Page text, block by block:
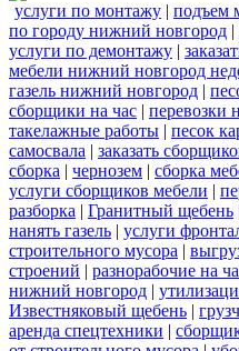
услуги по монтажу | подъем
по городу нижний новгород |
услуги по демонтажу |
мебели нижний новгород
газель нижний новгород |
сборщики на час | перевозки
такелажные работы | песок
самосвала | заказать
сборка | чернозем | сборка
услуги сборщиков мебели |
разборка | Гранитный щебень
нанять газель | услуги
строительного мусора |
строений | разнорабочие на
нижний новгород |
Известняковый щебень |
аренда спецтехники |